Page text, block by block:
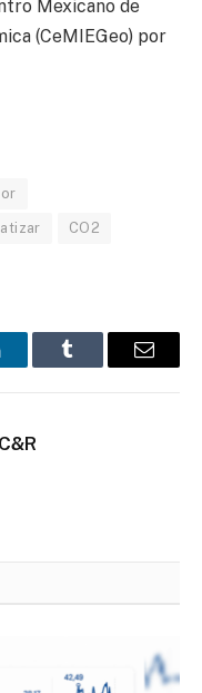
Mexicano de
(CeMIEGeo) por
CO2
Tumblr Email